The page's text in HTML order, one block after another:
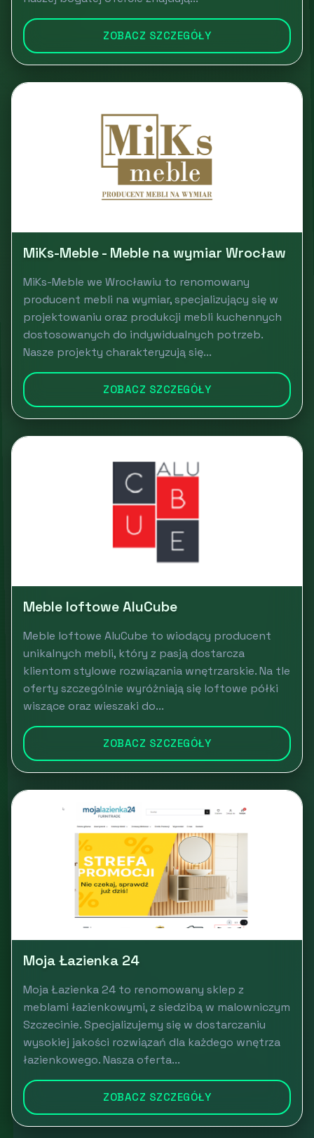
ZOBACZ SZCZEGÓŁY
MiKs-Meble - Meble na wymiar Wrocław
MiKs-Meble we Wrocławiu to renomowany
producent mebli na wymiar, specjalizujący się w
projektowaniu oraz produkcji mebli kuchennych
dostosowanych do indywidualnych potrzeb.
Nasze projekty charakteryzują się...
ZOBACZ SZCZEGÓŁY
Meble loftowe AluCube
Meble loftowe AluCube to wiodący producent
unikalnych mebli, który z pasją dostarcza
klientom stylowe rozwiązania wnętrzarskie. Na tle
oferty szczególnie wyróżniają się loftowe półki
wiszące oraz wieszaki do...
ZOBACZ SZCZEGÓŁY
Moja Łazienka 24
Moja Łazienka 24 to renomowany sklep z
meblami łazienkowymi, z siedzibą w malowniczym
Szczecinie. Specjalizujemy się w dostarczaniu
wysokiej jakości rozwiązań dla każdego wnętrza
łazienkowego. Nasza oferta...
ZOBACZ SZCZEGÓŁY